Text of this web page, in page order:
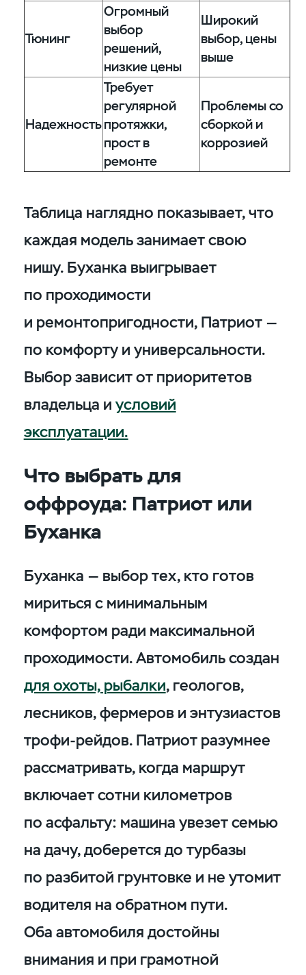
Тюнинг
Огромный
выбор
решений,
низкие цены
Широкий
выбор, цены
выше
Надежность
Требует
регулярной
протяжки,
прост в
ремонте
Проблемы со
сборкой и
коррозией
Таблица наглядно показывает, что
каждая модель занимает свою
нишу. Буханка выигрывает
по проходимости
и ремонтопригодности, Патриот —
по комфорту и универсальности.
Выбор зависит от приоритетов
владельца и условий
эксплуатации.
Что выбрать для
оффроуда: Патриот или
Буханка
Буханка — выбор тех, кто готов
мириться с минимальным
комфортом ради максимальной
проходимости. Автомобиль создан
для охоты, рыбалки, геологов,
лесников, фермеров и энтузиастов
трофи-рейдов. Патриот разумнее
рассматривать, когда маршрут
включает сотни километров
по асфальту: машина увезет семью
на дачу, доберется до турбазы
по разбитой грунтовке и не утомит
водителя на обратном пути.
Оба автомобиля достойны
внимания и при грамотной